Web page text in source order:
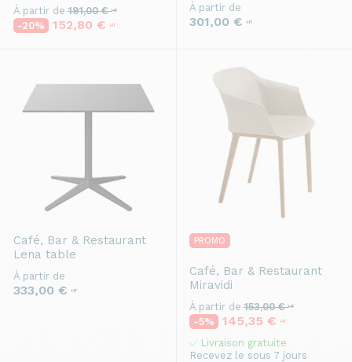
À partir de 191,00 €HT
-20% 152,80 € HT
À partir de
301,00 € HT
Café, Bar & Restaurant
Lena table
À partir de
333,00 € HT
PROMO
Café, Bar & Restaurant
Miravidi
À partir de 153,00 €HT
-5% 145,35 € HT
Livraison gratuite
Recevez le sous 7 jours